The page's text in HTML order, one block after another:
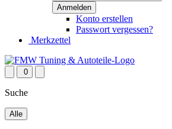
Konto erstellen
Passwort vergessen?
Merkzettel
0
Suche
Alle